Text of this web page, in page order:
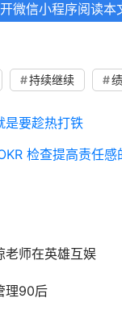
微信小程序阅读本
持续继续
是要趁热打铁
检查提高责任感
老师在英雄互娱
理90后